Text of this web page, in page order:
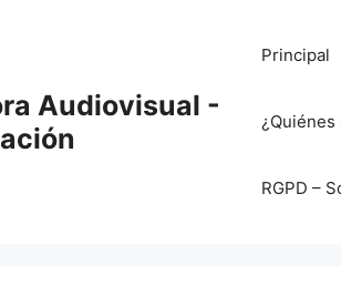
Audiovisual -
Principal
¿Quiénes
RGPD –